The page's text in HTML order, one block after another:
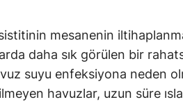
mesanenin
daha sık görülen bir
suyu enfeksiyona neden
havuzlar, uzun süre